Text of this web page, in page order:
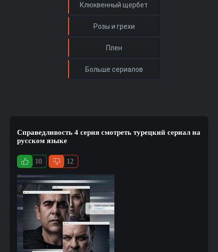
Справедливость 4 серия смотреть турецкий сериал на
русском языке
10 12